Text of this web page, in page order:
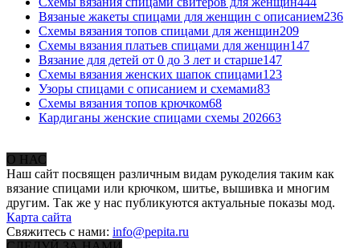
Вязаные жакеты спицами для женщин с описанием236
Схемы вязания топов спицами для женщин209
Схемы вязания платьев спицами для женщин147
Вязание для детей от 0 до 3 лет и старше147
Схемы вязания женских шапок спицами123
Узоры спицами с описанием и схемами83
Схемы вязания топов крючком68
Кардиганы женские спицами схемы 202663
О НАС
Наш сайт посвящен различным видам рукоделия таким как
вязание спицами или крючком, шитье, вышивка и многим
другим. Так же у нас публикуются актуальные показы мод.
Карта сайта
Свяжитесь с нами: info@pepita.ru